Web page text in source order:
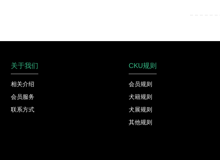
关于我们
相关介绍
会员服务
联系方式
CKU规则
会员规则
犬籍规则
犬展规则
其他规则